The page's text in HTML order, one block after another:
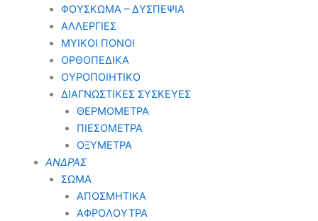
ΦΟΥΣΚΩΜΑ – ΔΥΣΠΕΨΙΑ
ΑΛΛΕΡΓΙΕΣ
ΜΥΙΚΟΙ ΠΟΝΟΙ
ΟΡΘΟΠΕΔΙΚΑ
ΟΥΡΟΠΟΙΗΤΙΚΟ
ΔΙΑΓΝΩΣΤΙΚΕΣ ΣΥΣΚΕΥΕΣ
ΘΕΡΜΟΜΕΤΡΑ
ΠΙΕΣΟΜΕΤΡΑ
ΟΞΥΜΕΤΡΑ
ΑΝΔΡΑΣ
ΣΩΜΑ
ΑΠΟΣΜΗΤΙΚΑ
ΑΦΡΟΛΟΥΤΡΑ